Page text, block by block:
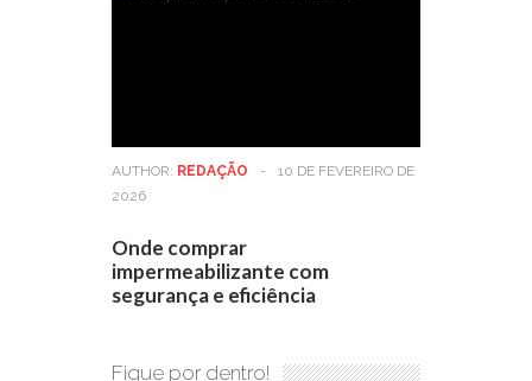
AUTHOR: REDAÇÃO -
10 DE FEVEREIRO DE
2026
Onde comprar
impermeabilizante com
segurança e eficiência
Fique por dentro!